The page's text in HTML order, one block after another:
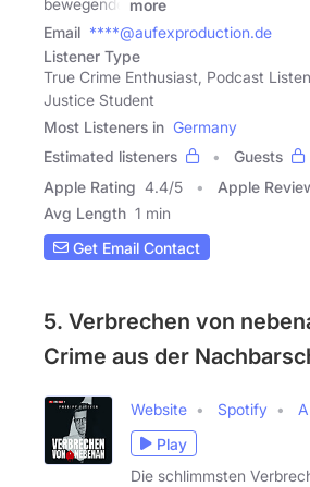
more
Email ****@aufexproduction.de
Listener Type
True Crime Enthusiast, Podcast
Justice Student
Most Listeners in Germany
Estimated listeners
Guests
Apple Rating 4.4/5 Apple
Avg Length 1 min
Get Email Contact
5. Verbrechen von
Crime aus der
Website Spotify
Play
Die schlimmsten